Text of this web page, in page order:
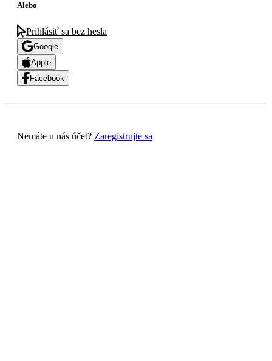
Alebo
Prihlásiť sa bez hesla
Google
Apple
Facebook
Nemáte u nás účet? Zaregistrujte sa